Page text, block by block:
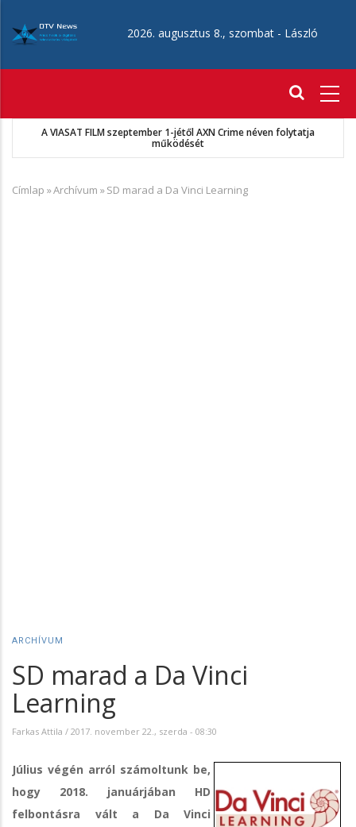
tartalomra
2026. augusztus 8., szombat - László
A VIASAT FILM szeptember 1-jétől AXN Crime néven folytatja
működését
Morzsa
Címlap »Archívum »SD marad a Da Vinci Learning
ARCHÍVUM
SD marad a Da Vinci
Learning
Farkas Attila / 2017. november 22., szerda - 08:30
Július végén arról számoltunk be,
hogy 2018. januárjában HD
felbontásra vált a Da Vinci